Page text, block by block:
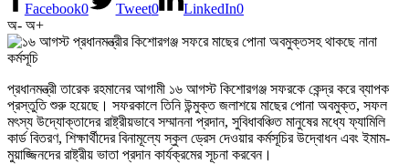
Facebook0 Tweet0 LinkedIn0
অ- অ+
প্রধানমন্ত্রী তারেক রহমানের আগামী ১৬ আগস্ট কিশোরগঞ্জ সফরকে কেন্দ্র করে ব্যাপক
প্রস্তুতি শুরু হয়েছে। সফরকালে তিনি উন্মুক্ত জলাশয়ে মাছের পোনা অবমুক্ত, সফল
মৎস্য উদ্যোক্তাদের রাষ্ট্রীয়ভাবে সম্মাননা প্রদান, সুবিধাবঞ্চিত মানুষের মধ্যে ফ্যামিলি
কার্ড বিতরণ, শিক্ষার্থীদের বিনামূল্যে স্কুল ড্রেস দেওয়ার কর্মসূচির উদ্বোধন এবং ইমাম-
মুয়াজ্জিনদের রাষ্ট্রীয় ভাতা প্রদান কার্যক্রমের সূচনা করবেন।